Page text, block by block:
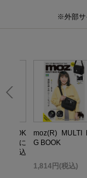
※外部サ
BOOK
限に
れ込
moz(R) MULTI
G BOOK
1,814円(税込)